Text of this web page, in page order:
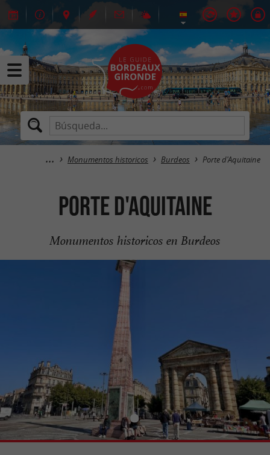
Monumentos historicos Burdeos Porte d'Aquitaine
Porte d'Aquitaine
Monumentos historicos en Burdeos